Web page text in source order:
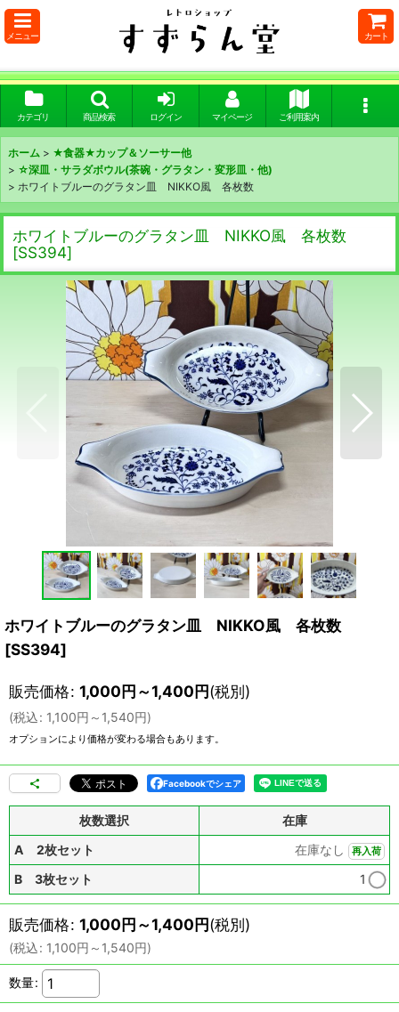
メニュー カート
カテゴリ 商品検索 ログイン マイページ ご利用案内
ホーム > ★食器★カップ＆ソーサー他
> ☆深皿・サラダボウル(茶碗・グラタン・変形皿・他)
> ホワイトブルーのグラタン皿 NIKKO風 各枚数
ホワイトブルーのグラタン皿 NIKKO風 各枚数
[SS394]
ホワイトブルーのグラタン皿 NIKKO風 各枚数
[SS394]
販売価格: 1,000円～1,400円(税別)
(税込: 1,100円 ～1,540円)
オプションにより価格が変わる場合もあります。
Facebookでシェア
枚数選択
在庫
A 2枚セット
在庫なし 再入荷
B 3枚セット 1
販売価格: 1,000円～1,400円(税別)
(税込: 1,100円 ～1,540円)
数量: